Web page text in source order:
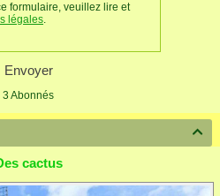
formulaire, veuillez lire et
légales.
Envoyer
3 Abonnés

cactus